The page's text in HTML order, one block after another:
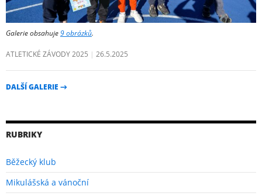
Galerie obsahuje 9 obrázků.
ATLETICKÉ ZÁVODY 2025 26.5.2025
DALŠÍ GALERIE →
RUBRIKY
Běžecký klub
Mikulášská a vánoční